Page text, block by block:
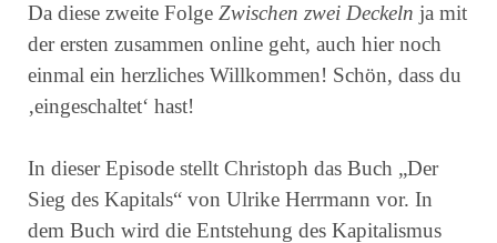
Da diese zweite Folge Zwischen zwei Deckeln ja mit
der ersten zusammen online geht, auch hier noch
einmal ein herzliches Willkommen! Schön, dass du
‚eingeschaltet‘ hast!
In dieser Episode stellt Christoph das Buch „Der
Sieg des Kapitals“ von Ulrike Herrmann vor. In
dem Buch wird die Entstehung des Kapitalismus